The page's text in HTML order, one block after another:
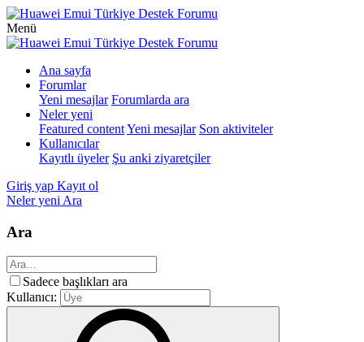
Menü
Ana sayfa
Forumlar
Yeni mesajlar Forumlarda ara
Neler yeni
Featured contentYeni mesajlar Son aktiviteler
Kullanıcılar
Kayıtlı üyeler Şu anki ziyaretçiler
Giriş yap Kayıt ol
Neler yeni Ara
Ara
Sadece başlıkları ara
Kullanıcı: